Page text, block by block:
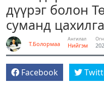
дүүрэг болон
суманд
Т.Болормаа
Ангилал
Нийгэм
Facebook